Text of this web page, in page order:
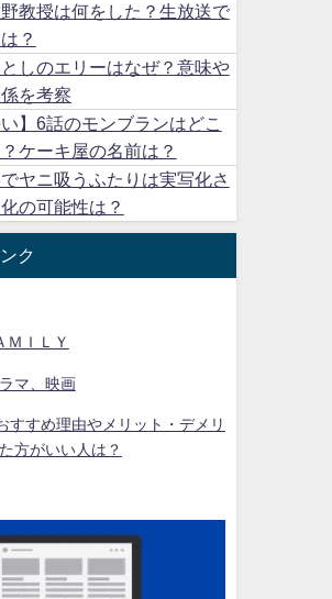
教授は何をした？生放送で
？
しのエリーはなぜ？意味や
を考察
い】6話のモンブランはどこ
ケーキ屋の名前は？
ヤニ吸うふたりは実写化さ
の可能性は？
ク
ＭＩＬＹ
マ、映画
すすめ理由やメリット・デメリ
方がいい人は？